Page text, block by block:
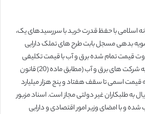
خزانه اسلامی با حفظ قدرت خرید با سررسیدهای یک،
بدهی مسجل بابت طرح های تملک دارایی
قیمت تمام شده برق و آب با قیمت تکلیفی
فروش آن در سنوات قبل به شرکت های برق و آب (مطابق ماده (20) قانون
اسمی تا سقف هفتاد و پنج هزار میلیارد
به طلبکاران غیر دولتی مجاز است. اسناد مزبور
و با امضای وزیر امور اقتصادی و دارایی